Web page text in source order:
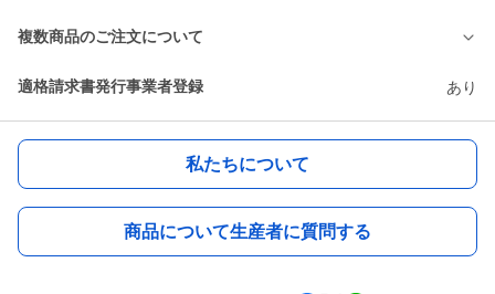
複数商品のご注文について
適格請求書発行事業者登録 あり
私たちについて
商品について生産者に質問する